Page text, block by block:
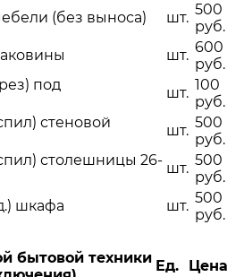
(без выноса)
шт. 500
руб.
шт. 600
руб.
под
шт. 100
руб.
стеновой
шт. 500
руб.
столешницы 26- шт. 500
руб.
шкафа
шт. 500
руб.
бытовой техники Ед. Цена